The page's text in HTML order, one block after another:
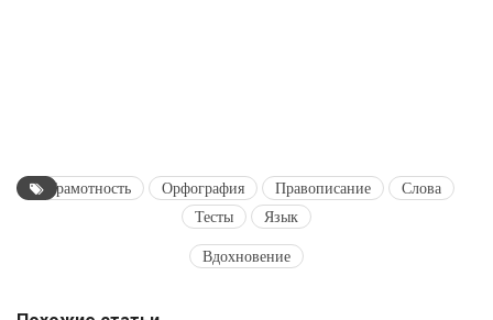
Грамотность Орфография Правописание
Слова
Тесты
Язык
Вдохновение